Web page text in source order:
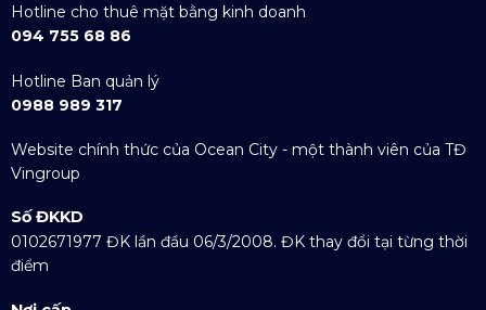
Hotline cho thuê mặt bằng kinh doanh
094 755 68 86
Hotline Ban quản lý
0988 989 317
Website chính thức của Ocean City - một thành viên của TĐ
Vingroup
Số ĐKKD
0102671977 ĐK lần đầu 06/3/2008. ĐK thay đổi tại từng thời
điểm